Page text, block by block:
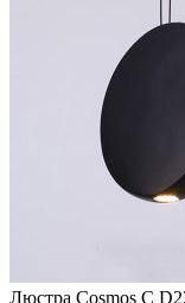
Люстра Cosmos C